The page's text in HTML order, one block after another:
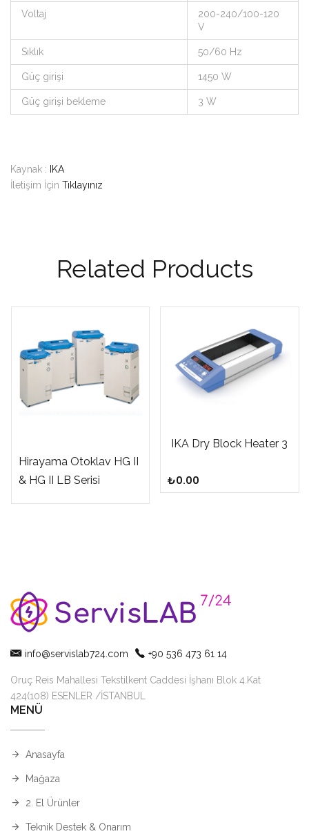
Voltaj
200-240/100-120
V
Sıklık 50/60 Hz
Güç girişi 1450 W
Güç girişi bekleme 3 W
Kaynak : IKA
İletişim İçin Tıklayınız
Related Products
Hirayama Otoklav HG II
& HG II LB Serisi
IKA Dry Block Heater 3
₺0.00
info@servislab724.com +90 536 473 61 14
Oruç Reis Mahallesi Tekstilkent Caddesi İşhanı Blok 4.Kat
424(108) ESENLER /İSTANBUL
MENÜ
Anasayfa
Mağaza
2. El Ürünler
Teknik Destek & Onarım